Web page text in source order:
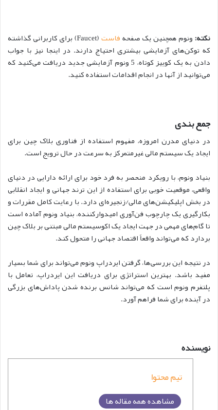
نکته: ونوم همچنین یک صفحهفاست
(Faucet) برای کاربرانی گذاشته
که توکن‌های آزمایشی بیشتری احتیاج دارند. در اینجا نیز با جواب
دادن به یک کوییز کوتاه، 5 ونوم آزمایشی جدید دریافت می‌کنید که
می‌توانید از آنها در انجام اقدامات استفاده کنید.
جمع بندی
در دنیای مدرن امروزه، مفهوم استفاده از فناوری بلاک چین برای
ایجاد یک سیستم مالی غیرمتمرکز به سرعت در حال ترویج است.
بنیاد ونوم، با رویکرد منحصر به فرد خود برای ارائه دارایی در دنیای
واقعی، موقعیت خوبی برای استفاده از این ترند جهانی و ایجاد انقلابی
در بخش اپلیکیشن‌های مالی/زنجیره‌ای دارد. با رعایت کامل مقررات و
بکارگیری یک چارچوب فن‌آوری امیدوارکننده، بنیاد ونوم آماده است
تا گام‌های مهمی در جهت ایجاد یک اکوسیستم مالی مبتنی بر بلاک چین
بردارد که می‌تواند واقعاً اقتصاد جهانی را متحول کند.
در نتیجه این بررسی‌ها، گرفتن ایردراپ ونوم می‌تواند برای شما بسیار
مفید باشد. بهترین استراتژی برای دریافت این ایردراپ، تعامل با
پلتفرم ونوم است که می‌تواند شانس برنده شدن پاداش‌های بزرگی
در آینده برای شما فراهم آورد.
نویسنده
تیم محتوا
مشاهده همه مقاله ها